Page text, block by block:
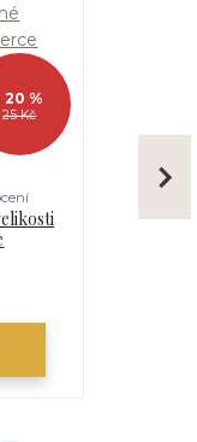
25 Kč
20 %